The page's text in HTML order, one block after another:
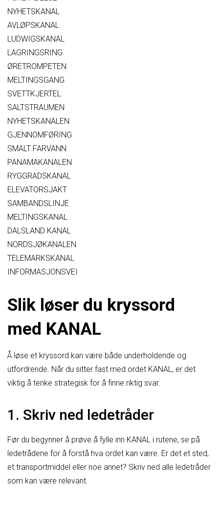
NYHETSKANAL
AVLØPSKANAL
LUDWIGSKANAL
LAGRINGSRING
ØRETROMPETEN
MELTINGSGANG
SVETTKJERTEL
SALTSTRAUMEN
NYHETSKANALEN
GJENNOMFØRING
SMALT FARVANN
PANAMAKANALEN
RYGGRADSKANAL
ELEVATORSJAKT
SAMBANDSLINJE
MELTINGSKANAL
DALSLAND KANAL
NORDSJØKANALEN
TELEMARKSKANAL
INFORMASJONSVEI
Slik løser du kryssord
med KANAL
Å løse et kryssord kan være både underholdende og
utfordrende. Når du sitter fast med ordet KANAL, er det
viktig å tenke strategisk for å finne riktig svar.
1. Skriv ned ledetråder
Før du begynner å prøve å fylle inn KANAL i rutene, se på
ledetrådene for å forstå hva ordet kan være. Er det et sted,
et transportmiddel eller noe annet? Skriv ned alle ledetråder
som kan være relevant.